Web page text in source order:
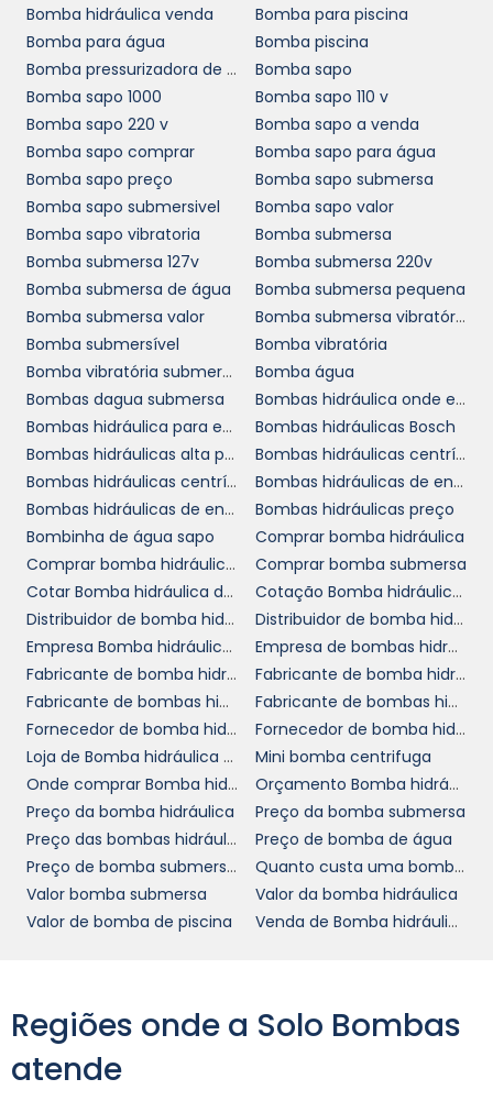
Oferecemos soluções personalizadas para
atender às necessidades específicas do seu
negócio, assim como um sistema de
atendimento ao cliente que prioriza a
satisfação e a agilidade na resolução de
problemas. Trabalhar conosco significa ter
um parceiro confiável na otimização de seus
processos industriais.
SOLICITE SEU ORÇAMENTO
AGORA MESMO!
Não deixe para depois, entre em contato
conosco e descubra como nosso distribuidor
de bomba hidráulica hidrodinâmica pode
transformar a eficiência do seu sistema.
Realizamos uma análise detalhada de suas
necessidades e apresentamos a melhor
solução para seu negócio. Solicitar um
orçamento é simples, rápido e vai lhe
proporcionar todas as informações que você
precisa para tomar a melhor decisão.
Entre em nosso site e preencha o formulário
de contato ou ligue para nossa equipe
especializada. Estamos prontos para atender
suas demandas e ajudá-lo a alcançar o
sucesso em suas operações industriais. Não
perca essa oportunidade de otimizar seu
investimento e maximizar a eficiência de suas
máquinas!
Bomba hidráulica venda
Bomba para piscina
Bomba para água
Bomba piscina
Bomba pressurizadora de água
Bomba sapo
Bomba sapo 1000
Bomba sapo 110 v
Bomba sapo 220 v
Bomba sapo a venda
Bomba sapo comprar
Bomba sapo para água
Bomba sapo preço
Bomba sapo submersa
Bomba sapo submersivel
Bomba sapo valor
Bomba sapo vibratoria
Bomba submersa
Bomba submersa 127v
Bomba submersa 220v
Bomba submersa de água
Bomba submersa pequena
Bomba submersa valor
Bomba submersa vibratória
Bomba submersível
Bomba vibratória
Bomba vibratória submersa
Bomba água
Bombas dagua submersa
Bombas hidráulica onde encontrar
Bombas hidráulica para empilhadeira
Bombas hidráulicas Bosch
Bombas hidráulicas alta pressão
Bombas hidráulicas centrífugas
Bombas hidráulicas centrífugas comprar
Bombas hidráulicas de engrenagens comprar
Bombas hidráulicas de engrenagens em SP
Bombas hidráulicas preço
Bombinha de água sapo
Comprar bomba hidráulica
Comprar bomba hidráulica em SP
Comprar bomba submersa
Cotar Bomba hidráulica de pistão
Cotação Bomba hidráulica de pistão
Distribuidor de bomba hidráulica axial
Distribuidor de bomba hidráulica hidrodinâmica
Empresa Bomba hidráulica de pistão
Empresa de bombas hidráulica para empilhadeira SP
Fabricante de bomba hidráulica
Fabricante de bomba hidráulica Rexroth
Fabricante de bombas hidráulicas alta pressão
Fabricante de bombas hidráulicas bosch
Fornecedor de bomba hidráulica
Fornecedor de bomba hidráulica trator
Loja de Bomba hidráulica de pistão
Mini bomba centrifuga
Onde comprar Bomba hidráulica de pistão
Orçamento Bomba hidráulica de pistão
Preço da bomba hidráulica
Preço da bomba submersa
Preço das bombas hidráulicas em SP
Preço de bomba de água
Preço de bomba submersivel
Quanto custa uma bomba de água
Valor bomba submersa
Valor da bomba hidráulica
Valor de bomba de piscina
Venda de Bomba hidráulica de pistão
Regiões onde a Solo Bombas
atende